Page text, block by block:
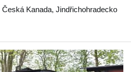
Česká Kanada, Jindřichohradecko